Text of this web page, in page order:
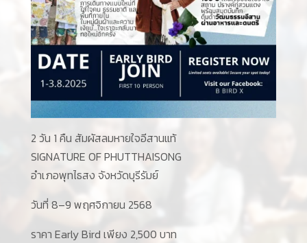
2 วัน 1 คืน สัมผัสลมหายใจอีสานแท้
SIGNATURE OF PHUTTHAISONG
อำเภอพุทไธสง จังหวัดบุรีรัมย์
วันที่ 8–9 พฤศจิกายน 2568
ราคา Early Bird เพียง 2,500 บาท